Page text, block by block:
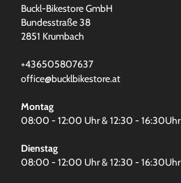
Buckl-Bikestore GmbH
Bundesstraße 38
2851 Krumbach
+436505807637
office@bucklbikestore.at
Montag
08:00 - 12:00 Uhr & 12:30 - 16:30Uhr
Dienstag
08:00 - 12:00 Uhr & 12:30 - 16:30Uhr